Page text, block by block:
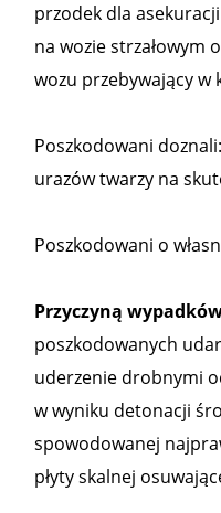
przodek dla
na wozie strzałowym
wozu przebywający
Poszkodowani
urazów twarzy na
Poszkodowani o
Przyczyną
poszkodowanych
uderzenie drobnymi
w wyniku detonacji
spowodowanej
płyty skalnej